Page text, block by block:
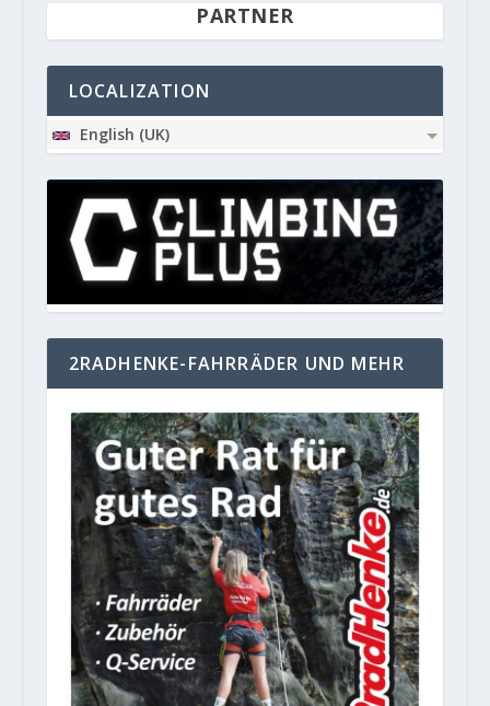
PARTNER
LOCALIZATION
English (UK)
2RADHENKE-FAHRRÄDER UND MEHR